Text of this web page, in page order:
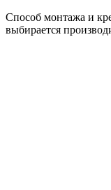
Способ монтажа и
выбирается